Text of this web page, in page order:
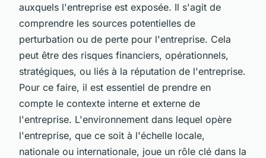
auxquels l'entreprise est exposée. Il s'agit de
comprendre les sources potentielles de
perturbation ou de perte pour l'entreprise. Cela
peut être des risques financiers, opérationnels,
stratégiques, ou liés à la réputation de l'entreprise.
Pour ce faire, il est essentiel de prendre en
compte le contexte interne et externe de
l'entreprise. L'environnement dans lequel opère
l'entreprise, que ce soit à l'échelle locale,
nationale ou internationale, joue un rôle clé dans la